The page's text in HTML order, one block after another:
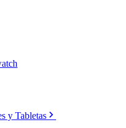
y Tabletas